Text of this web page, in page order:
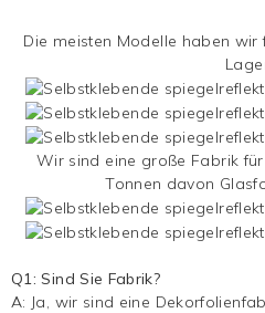
Die meisten Modelle haben
Wir sind eine große Fabrik
Tonnen davon
Q1: Sind Sie Fabrik?
A: Ja, wir sind eine